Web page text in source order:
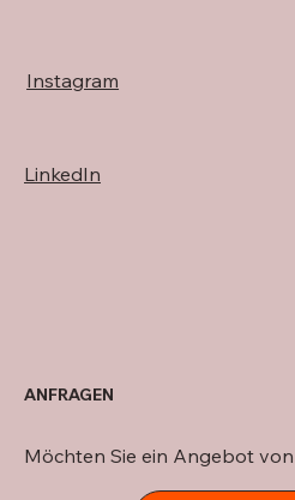
Instagram
LinkedIn
ANFRAGEN
Möchten Sie ein Angebot